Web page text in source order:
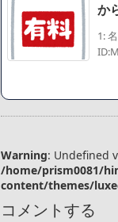
か
1:
Warning: Undefined
/home/prism0081/
content/themes/
コメントする